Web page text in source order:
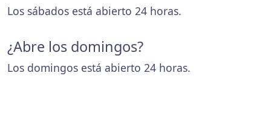
Los sábados está abierto 24 horas.
¿Abre los domingos?
Los domingos está abierto 24 horas.